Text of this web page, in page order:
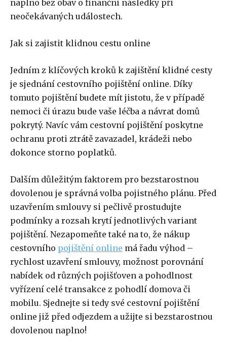
naplno bez obav o finanční následky při
neočekávaných událostech.
Jak si zajistit klidnou cestu online
Jedním z klíčových kroků k zajištění klidné cesty
je sjednání cestovního pojištění online. Díky
tomuto pojištění budete mít jistotu, že v případě
nemoci či úrazu bude vaše léčba a návrat domů
pokrytý. Navíc vám cestovní pojištění poskytne
ochranu proti ztrátě zavazadel, krádeži nebo
dokonce storno poplatků.
Dalším důležitým faktorem pro bezstarostnou
dovolenou je správná volba pojistného plánu. Před
uzavřením smlouvy si pečlivě prostudujte
podmínky a rozsah krytí jednotlivých variant
pojištění. Nezapomeňte také na to, že nákup
cestovního pojištění online má řadu výhod –
rychlost uzavření smlouvy, možnost porovnání
nabídek od různých pojišťoven a pohodlnost
vyřízení celé transakce z pohodlí domova či
mobilu. Sjednejte si tedy své cestovní pojištění
online již před odjezdem a užijte si bezstarostnou
dovolenou naplno!